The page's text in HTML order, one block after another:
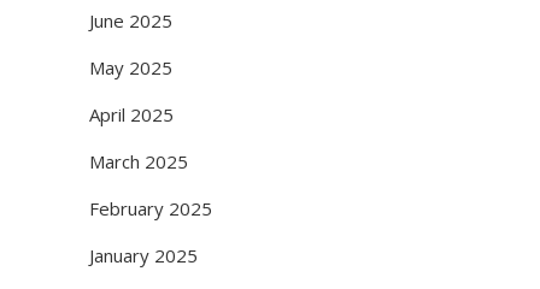
June 2025
May 2025
April 2025
March 2025
February 2025
January 2025